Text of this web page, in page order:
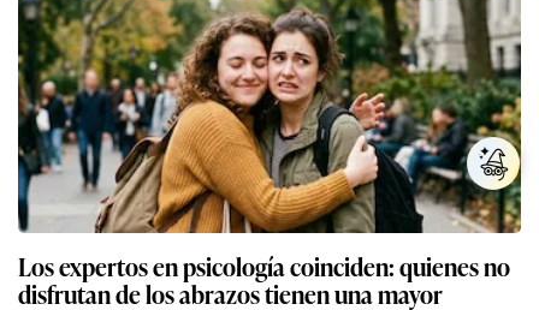
Los expertos en psicología coinciden: quienes no
disfrutan de los abrazos tienen una mayor